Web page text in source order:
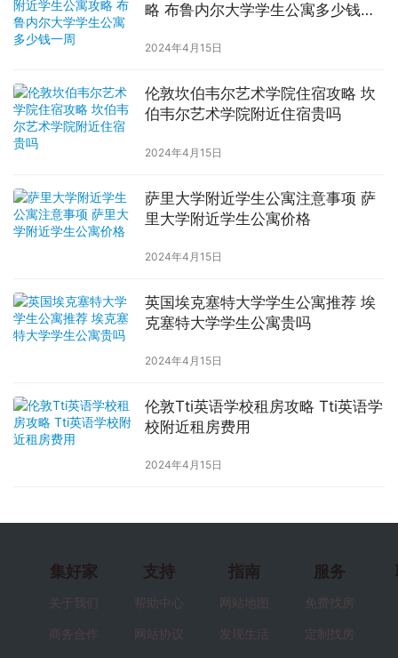
略 布鲁内尔大学学生公寓多少钱一
2024年4月15日
伦敦坎伯韦尔艺术学院住宿攻略 坎
伯韦尔艺术学院附近住宿贵吗
2024年4月15日
萨里大学附近学生公寓注意事项 萨
里大学附近学生公寓价格
2024年4月15日
英国埃克塞特大学学生公寓推荐 埃
克塞特大学学生公寓贵吗
2024年4月15日
伦敦Tti英语学校租房攻略 Tti英语学
校附近租房费用
2024年4月15日
集好家
关于我们
商务合作
支持
帮助中心
网站协议
指南
网站地图
发现生活
服务
免费找房
定制找房